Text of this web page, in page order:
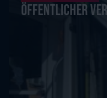
Öffentlicher